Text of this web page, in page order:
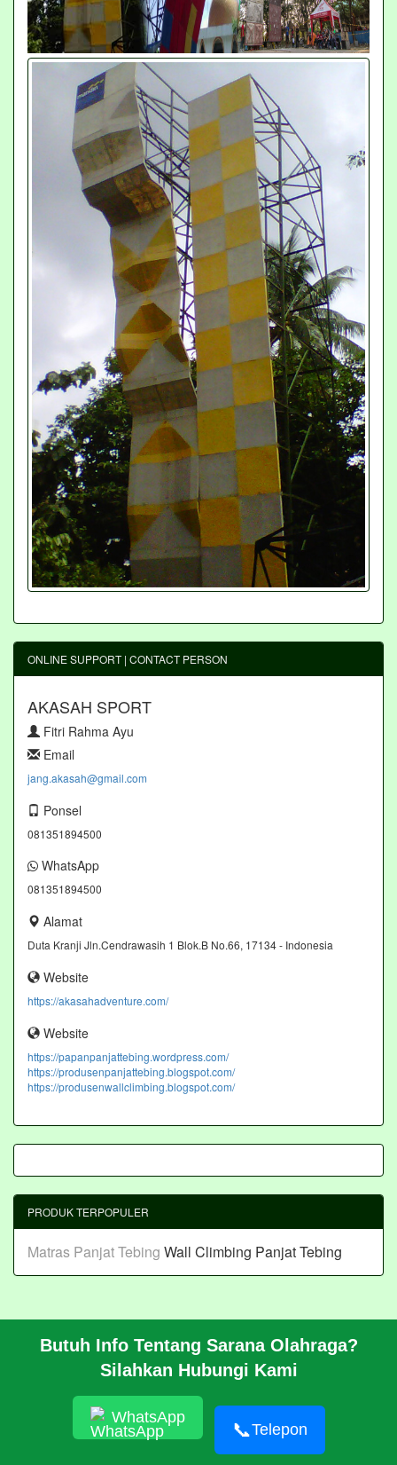
ONLINE SUPPORT | CONTACT PERSON
AKASAH SPORT
Fitri Rahma Ayu
Email
jang.akasah@gmail.com
Ponsel
081351894500
WhatsApp
081351894500
Alamat
Duta Kranji Jln.Cendrawasih 1 Blok.B No.66, 17134 - Indonesia
Website
https://akasahadventure.com/
Website
https://papanpanjattebing.wordpress.com/
https://produsenpanjattebing.blogspot.com/
https://produsenwallclimbing.blogspot.com/
Butuh Info Tentang Sarana Olahraga?
Silahkan Hubungi Kami
WhatsApp
📞Telepon
PRODUK TERPOPULER
Matras Panjat Tebing Wall Climbing Panjat Tebing
CARA PESAN
HUBUNGI KAMI
Pembangunan Wall Climbing Di PPLP Banten